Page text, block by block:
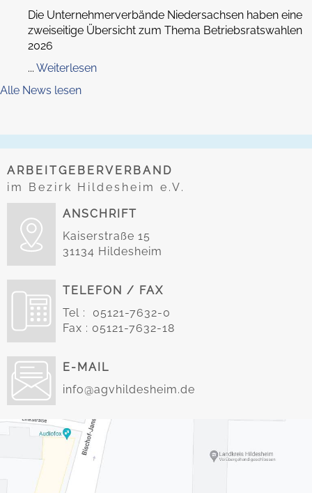
Die Unternehmerverbände Niedersachsen haben eine
zweiseitige Übersicht zum Thema Betriebsratswahlen
2026
... Weiterlesen
Alle News lesen
ARBEITGEBERVERBAND
im Bezirk Hildesheim e.V.
ANSCHRIFT
Kaiserstraße 15
31134 Hildesheim
TELEFON / FAX
Tel : 05121-7632-0
Fax : 05121-7632-18
E-MAIL
info@agvhildesheim.de